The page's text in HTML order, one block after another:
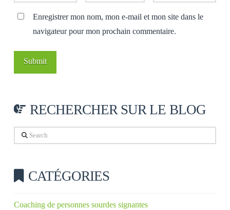
Enregistrer mon nom, mon e-mail et mon site dans le
navigateur pour mon prochain commentaire.
RECHERCHER SUR LE BLOG
Search
CATÉGORIES
Coaching de personnes sourdes signantes